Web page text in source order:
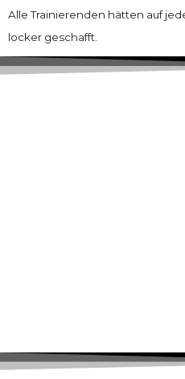
Alle Trainierenden hätten auf
locker geschafft.